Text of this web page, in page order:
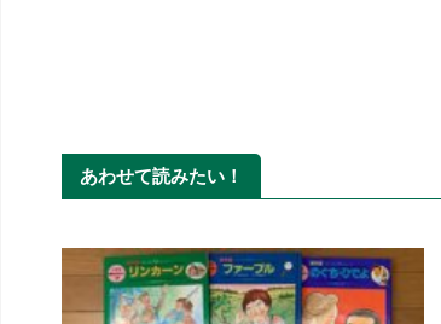
あわせて読みたい！